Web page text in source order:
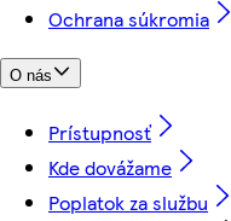
Ochrana súkromia
O nás
Prístupnosť
Kde dovážame
Poplatok za službu